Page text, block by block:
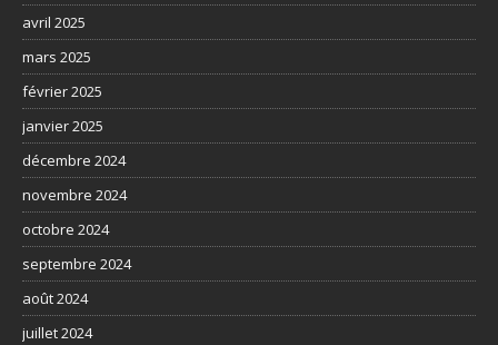
avril 2025
mars 2025
février 2025
janvier 2025
décembre 2024
novembre 2024
octobre 2024
septembre 2024
août 2024
juillet 2024